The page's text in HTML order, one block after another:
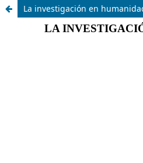
La investigación en